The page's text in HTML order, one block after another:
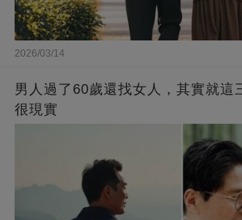
2026/03/14
男人過了60歲還找女人，其實就這
很現實